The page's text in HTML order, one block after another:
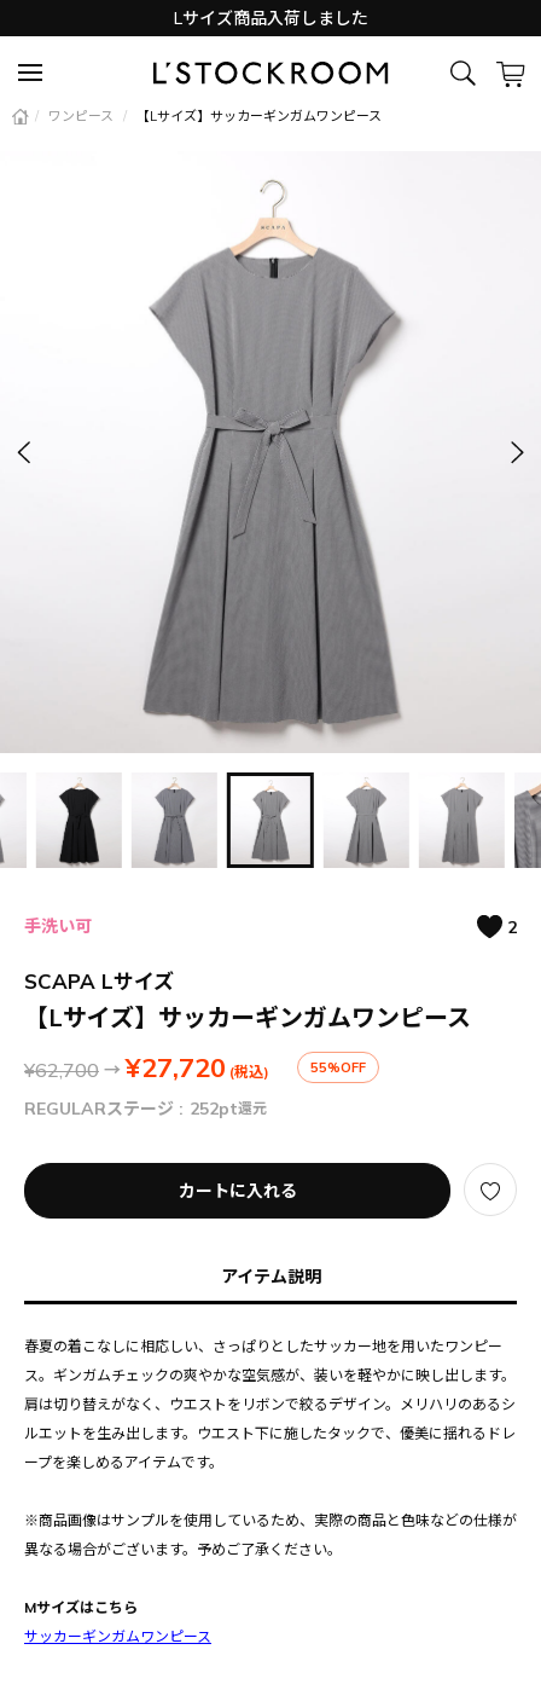
Lサイズ商品入荷しました
/ ワンピース / 【Lサイズ】サッカーギンガムワンピース
手洗い可 2
SCAPA Lサイズ
【Lサイズ】サッカーギンガムワンピース
¥62,700 → ¥27,720 (税込) 55%OFF
REGULARステージ : 252pt還元
カートに入れる
アイテム説明
春夏の着こなしに相応しい、さっぱりとしたサッカー地を用いたワンピー
ス。ギンガムチェックの爽やかな空気感が、装いを軽やかに映し出します。
肩は切り替えがなく、ウエストをリボンで絞るデザイン。メリハリのあるシ
ルエットを生み出します。ウエスト下に施したタックで、優美に揺れるドレ
ープを楽しめるアイテムです。
※商品画像はサンプルを使用しているため、実際の商品と色味などの仕様が
異なる場合がございます。予めご了承ください。
Mサイズはこちら
サッカーギンガムワンピース